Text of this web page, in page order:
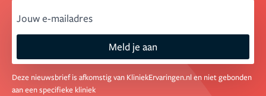
Meld je aan
Deze nieuwsbrief is afkomstig van KliniekErvaringen.nl en niet gebonden
aan een specifieke kliniek